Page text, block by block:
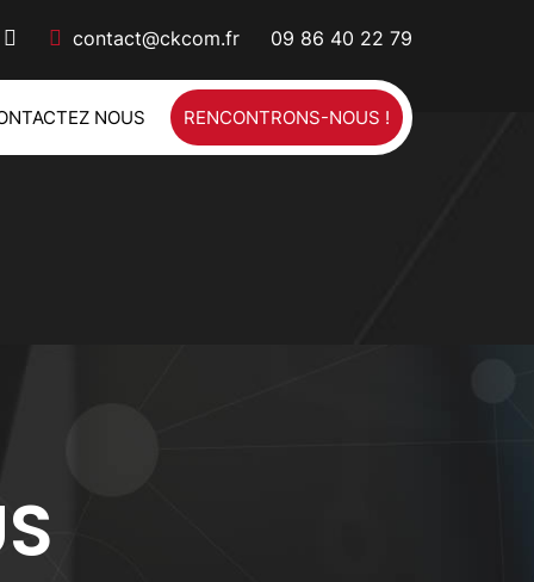
contact@ckcom.fr 09 86 40 22 79
NOUS RENCONTRONS-NOUS !